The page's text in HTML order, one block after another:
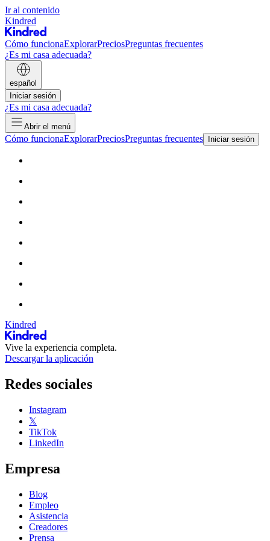
Ir al contenido
Kindred
Cómo funcionaExplorarPreciosPreguntas frecuentes
¿Es mi casa adecuada?
español
Iniciar sesión
¿Es mi casa adecuada?
Abrir el menú
Cómo funcionaExplorarPreciosPreguntas frecuentes Iniciar sesión
Kindred
Vive la experiencia completa.
Descargar la aplicación
Redes sociales
Instagram
𝕏
TikTok
LinkedIn
Empresa
Blog
Empleo
Asistencia
Creadores
Prensa